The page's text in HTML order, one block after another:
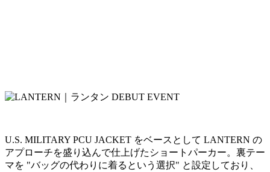
U.S. MILITARY PCU JACKET をベースとして LANTERN の
アプローチを盛り込んで仕上げたショートパーカー。裏テー
マを "バッグの代わりに着るという選択" と設定しており、